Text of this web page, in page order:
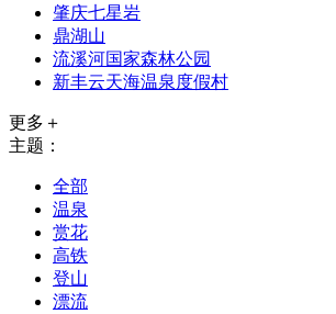
肇庆七星岩
鼎湖山
流溪河国家森林公园
新丰云天海温泉度假村
更多＋
主题：
全部
温泉
赏花
高铁
登山
漂流